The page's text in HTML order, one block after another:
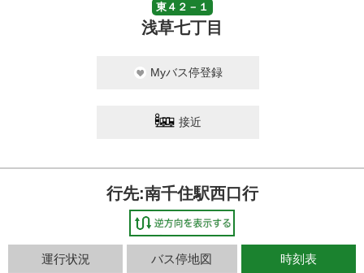
東４２－１
浅草七丁目
Myバス停登録
接近
行先:南千住駅西口行
運行状況 バス停地図 時刻表